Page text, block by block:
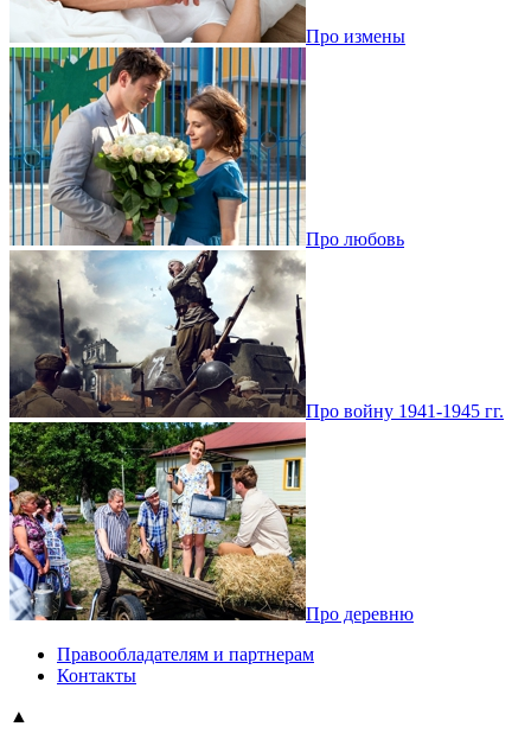
Про измены
Про любовь
Про войну 1941-1945 гг.
Про деревню
Правообладателям и партнерам
Контакты
▲